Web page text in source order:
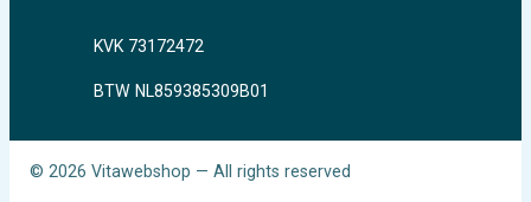
KVK 73172472
BTW NL859385309B01
© 2026 Vitawebshop — All rights reserved